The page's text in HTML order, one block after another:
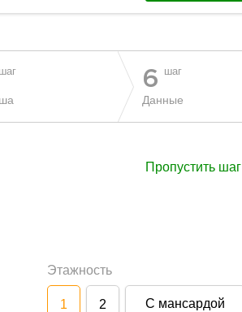
шаг 6 шаг
Данные
Пропустить шаг
Этажность
1 2 С мансардой